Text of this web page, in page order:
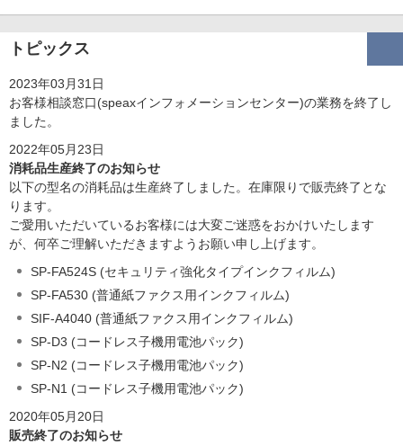
トピックス
2023年03月31日
お客様相談窓口(speaxインフォメーションセンター)の業務を終了し
ました。
2022年05月23日
消耗品生産終了のお知らせ
以下の型名の消耗品は生産終了しました。在庫限りで販売終了とな
ります。
ご愛用いただいているお客様には大変ご迷惑をおかけいたします
が、何卒ご理解いただきますようお願い申し上げます。
SP-FA524S (セキュリティ強化タイプインクフィルム)
SP-FA530 (普通紙ファクス用インクフィルム)
SIF-A4040 (普通紙ファクス用インクフィルム)
SP-D3 (コードレス子機用電池パック)
SP-N2 (コードレス子機用電池パック)
SP-N1 (コードレス子機用電池パック)
2020年05月20日
販売終了のお知らせ